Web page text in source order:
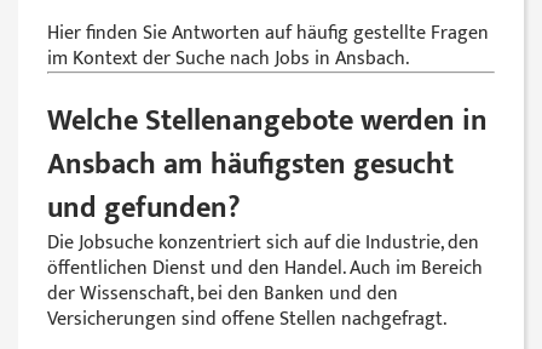
Hier finden Sie Antworten auf häufig gestellte Fragen
im Kontext der Suche nach Jobs in Ansbach.
Welche Stellenangebote werden in
Ansbach am häufigsten gesucht
und gefunden?
Die Jobsuche konzentriert sich auf die Industrie, den
öffentlichen Dienst und den Handel. Auch im Bereich
der Wissenschaft, bei den Banken und den
Versicherungen sind offene Stellen nachgefragt.